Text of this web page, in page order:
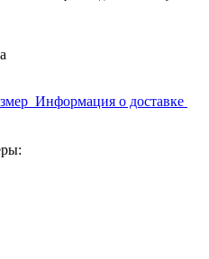
Информация о доставке